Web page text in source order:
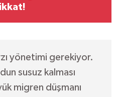
yönetimi gerekiyor.
susuz kalması
migren düşmanı